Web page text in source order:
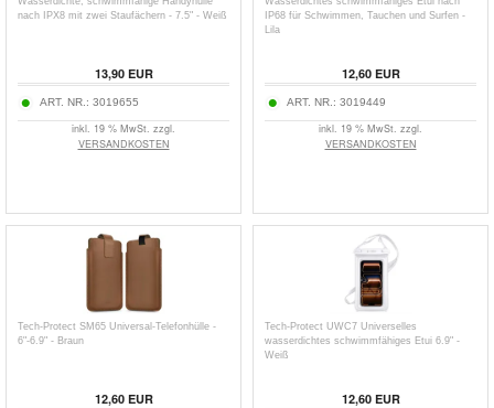
nach IPX8 mit zwei Staufächern - 7.5" - Weiß
13,90EUR
ART. NR.: 3019655
inkl. 19 % MwSt. zzgl.
VERSANDKOSTEN
IP68 für Schwimmen, Tauchen und Surfen -
Lila
12,60EUR
ART. NR.: 3019449
inkl. 19 % MwSt. zzgl.
VERSANDKOSTEN
Tech-Protect SM65 Universal-Telefonhülle -
6"-6.9" - Braun
12,60EUR
Tech-Protect UWC7 Universelles
wasserdichtes schwimmfähiges Etui 6.9" -
Weiß
12,60EUR